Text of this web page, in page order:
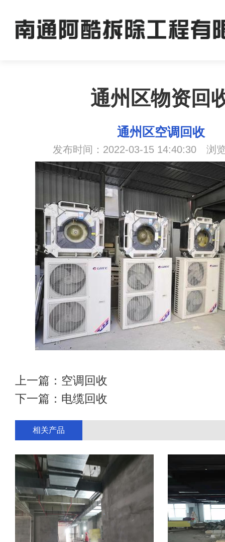
通州区物资回
通州区空调回收
发布时间：2022-03-15 14:40:30 浏
上一篇： 空调回收
下一篇： 电缆回收
相关产品